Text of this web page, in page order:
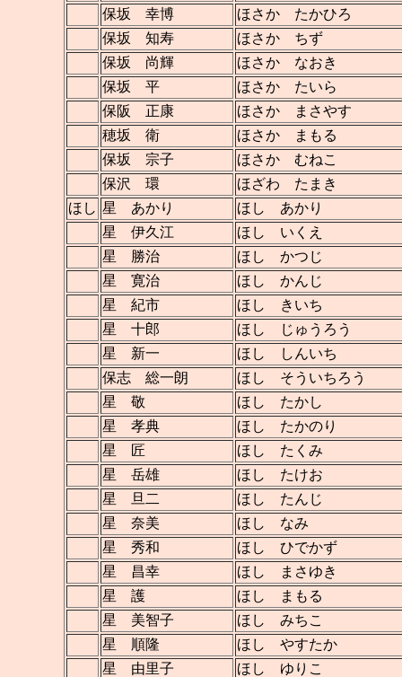
保坂 幸博
ほさか たかひろ
保坂 知寿
ほさか ちず
保坂 尚輝
ほさか なおき
保坂 平
ほさか たいら
保阪 正康
ほさか まさやす
穂坂 衛
ほさか まもる
保坂 宗子
ほさか むねこ
保沢 環
ほざわ たまき
ほし 星 あかり
ほし あかり
星 伊久江
ほし いくえ
星 勝治
ほし かつじ
星 寛治
ほし かんじ
星 紀市
ほし きいち
星 十郎
ほし じゅうろう
星 新一
ほし しんいち
保志 総一朗
ほし そういちろう
星 敬
ほし たかし
星 孝典
ほし たかのり
星 匠
ほし たくみ
星 岳雄
ほし たけお
星 旦二
ほし たんじ
星 奈美
ほし なみ
星 秀和
ほし ひでかず
星 昌幸
ほし まさゆき
星 護
ほし まもる
星 美智子
ほし みちこ
星 順隆
ほし やすたか
星 由里子
ほし ゆりこ